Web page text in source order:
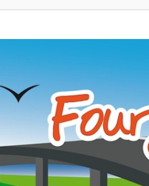
aménagés, vans et de camping-